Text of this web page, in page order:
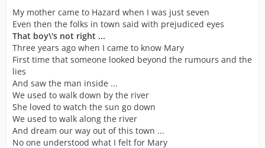
My mother came to Hazard when I was just seven
Even then the folks in town said with prejudiced eyes
That boy\'s not right ...
Three years ago when I came to know Mary
First time that someone looked beyond the rumours and the
lies
And saw the man inside ...
We used to walk down by the river
She loved to watch the sun go down
We used to walk along the river
And dream our way out of this town ...
No one understood what I felt for Mary